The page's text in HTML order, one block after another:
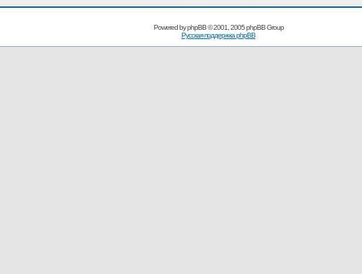
Powered byphpBB© 2001, 2005 phpBB Group
Русская поддержка phpBB